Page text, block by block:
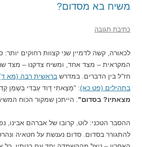
משיח בא מסדום?
כתיבת תגובה
לכאורה, קשה לדמיין שני קצוות רחוקים
המקראית – מצד אחד, ומשיח צדקנו – מצד
חז"ל בין הדברים. במדרש בראשית רבה (מא
בתהילים (פט כא): "מָצָאתִי דָּוִד עַבְדִּי בְּשֶׁמֶן
מצאתיו? בסדום" . הייתכן שמקור הכוח
ההסבר הטכני: לוט, קרובו של אברהם אבינו,
להתגורר בסדום. סדום נענשת על חטאיה